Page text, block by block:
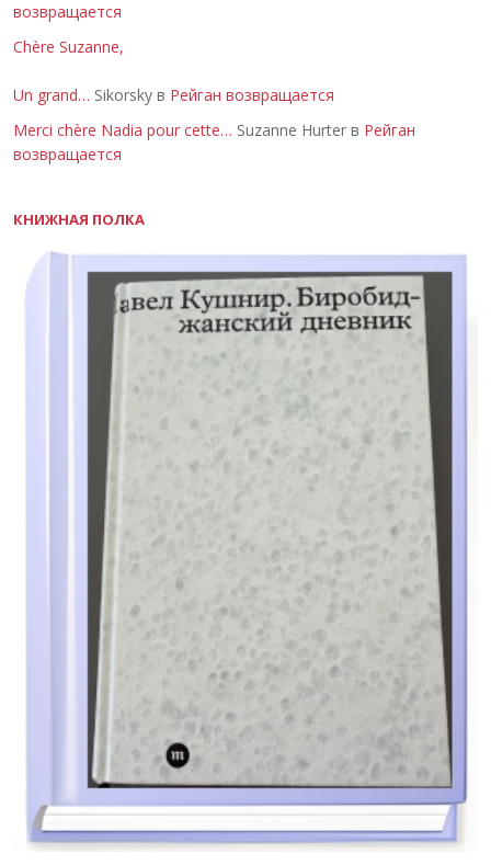
возвращается
Chère Suzanne,
Un grand… Sikorsky в Рейган возвращается
Merci chère Nadia pour cette… Suzanne Hurter в Рейган
возвращается
КНИЖНАЯ ПОЛКА